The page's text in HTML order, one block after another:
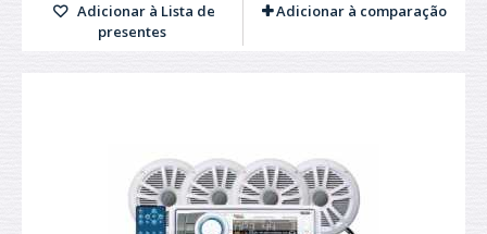
Adicionar à Lista de
presentes
Adicionar à comparação